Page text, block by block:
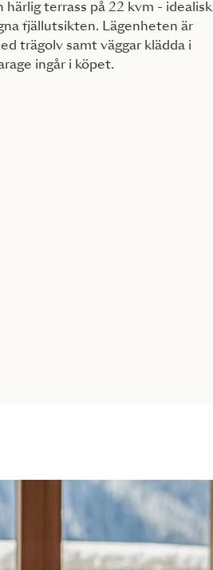
härlig terrass på 22 kvm - idealisk
fjällutsikten. Lägenheten är
trägolv samt väggar klädda i
ingår i köpet.